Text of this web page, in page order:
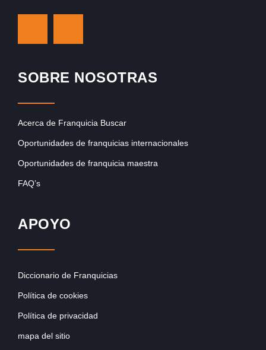
SOBRE NOSOTRAS
Acerca de Franquicia Buscar
Oportunidades de franquicias internacionales
Oportunidades de franquicia maestra
FAQ’s
APOYO
Diccionario de Franquicias
Política de cookies
Política de privacidad
mapa del sitio